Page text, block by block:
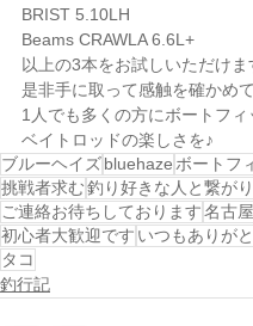
BRIST 5.10LH
Beams CRAWLA 6.6L+
以上の3本をお試しいただけま
是非手に取って感触を確かめて
1人でも多くの方にボートフ
ベイトロッドの楽しさを♪
ブルーヘイズbluehaze ボートフ
挑戦者求む釣り好きな人と繋が
ご連絡お待ちしております名古
初心者大歓迎です いつもありが
タコ
釣行記